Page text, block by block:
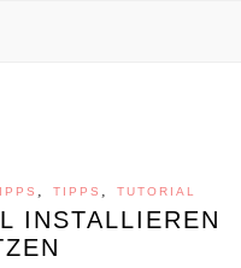
, TIPPS , TUTORIAL
INSTALLIEREN